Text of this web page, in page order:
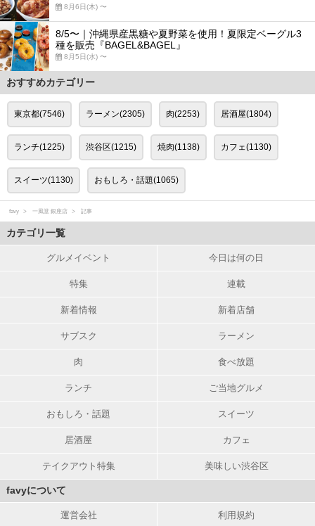
8月6日(木) 〜
8/5〜｜沖縄県産黒糖や夏野菜を使用！夏限定ベーグル3
種を販売『BAGEL&BAGEL』
8月5日(水) 〜
おすすめカテゴリー
東京都(7546) ラーメン(2305) 肉(2253) 居酒屋(1804)
ランチ(1225) 渋谷区(1215) 焼肉(1138) カフェ(1130)
スイーツ(1130) おもしろ・話題(1065)
favy 一風堂 銀座店 記事
カテゴリ一覧
グルメイベント 今日は何の日
特集 連載
新着情報 新着店舗
サブスク ラーメン
肉 食べ放題
ランチ ご当地グルメ
おもしろ・話題 スイーツ
居酒屋 カフェ
テイクアウト特集 美味しい渋谷区
favyについて
運営会社 利用規約